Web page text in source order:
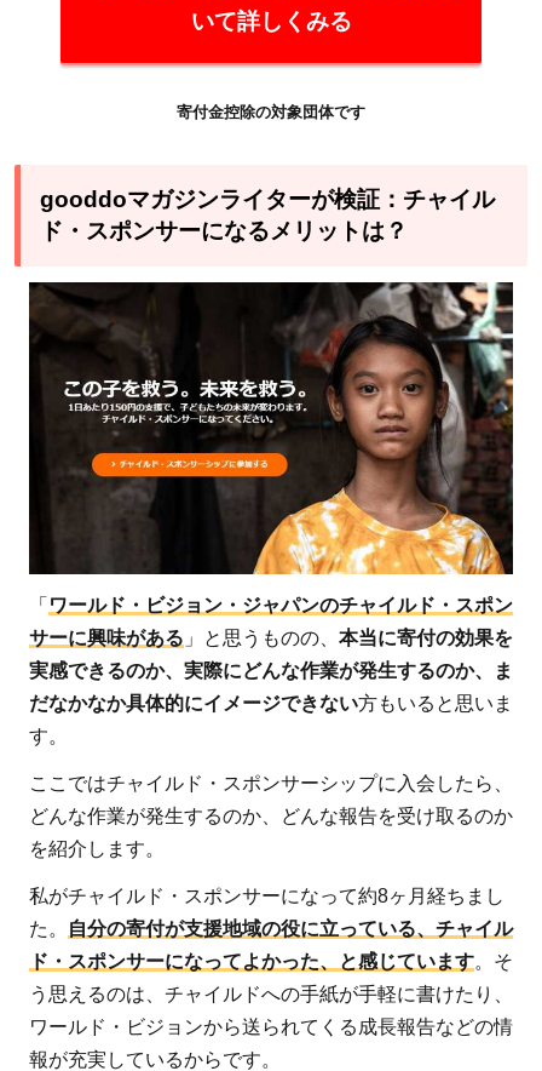
て
い
人
5
ビジ
パン
への
寄付
の方
法
毎月
する
5.1.1
チャイ
ルド・
スポン
いて詳しくみる
寄付金控除の対象団体です
gooddoマガジンライターが検証：チャイル
ド・スポンサーになるメリットは？
「 ワールド・ビジョン・ジャパンのチャイルド・スポン
サーに興味がある 」と思うものの、 本当に寄付の効果を
実感できるのか、実際にどんな作業が発生するのか、ま
だなかなか具体的にイメージできない方もいると思いま
す。
ここではチャイルド・スポンサーシップに入会したら、
どんな作業が発生するのか、どんな報告を受け取るのか
を紹介します。
私がチャイルド・スポンサーになって約8ヶ月経ちまし
た。
自分の寄付が支援地域の役に立っている、チャイル
ド・スポンサーになってよかった、と感じています。そ
う思えるのは、チャイルドへの手紙が手軽に書けたり、
ワールド・ビジョンから送られてくる成長報告などの情
報が充実しているからです。